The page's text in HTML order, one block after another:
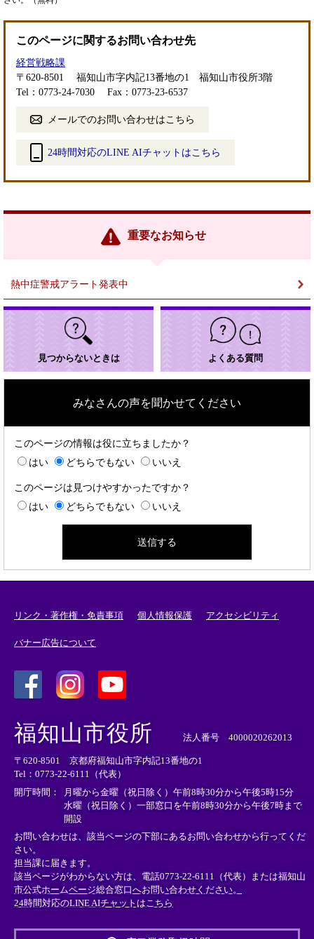
このページに関するお問い合わせ先
経営戦略課
〒620-8501
福知山市字内記13番地の1 福知山市役所3階
Tel：0773-24-7030
Fax：0773-23-6537
メールでのお問い合わせはこちら
24時間対応のLINE AIチャットはこちら
リ
重要なお知らせ
熱中症警戒アラート発表中
見つからないときは よくある質問
みなさんの声を聞かせてください
このページの情報は役に立ちましたか？
はい
どちらでもない いいえ
このページは見つけやすかったですか？
はい
どちらでもない いいえ
リンク・著作権・免責事項 個人情報保護 アクセシビリティ
バナー広告について
外
部
リ
ン
ク
＞
外
リ
ン
ク
＞
外
部
ン
ク
＞
福知山市役所 法人番号 4000020262013
〒620-8501 京都府福知山市字内記13番地の1
Tel：0773-22-6111（代表）
開庁時間： 月曜から金曜（祝日除く）午前8時30分から午後5時15分
水曜（祝日除く）一部窓口を午前8時30分から午後7時まで
開設
お問い合わせは、該当ページの下部にあるお問い合わせから行ってくだ
さい。
担当課に届きます。
該当ページがわからない方は、電話0773-22-6111（代表）または福知山
市公式ホームページ総合窓口へお問い合わせください。
24時間対応のLINE AIチャットはこちら
外